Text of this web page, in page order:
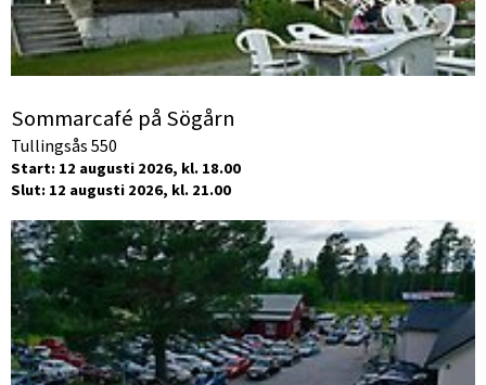
Sommarcafé på Sögårn
Tullingsås 550
Start: 12 augusti 2026, kl. 18.00
Slut: 12 augusti 2026, kl. 21.00